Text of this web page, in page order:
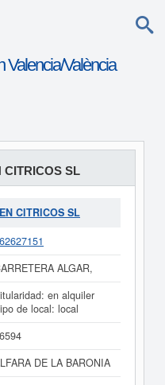
València
CITRICOS SL
CITRICOS SL
ALGAR,
en alquiler
de local: local
DE LA BARONIA